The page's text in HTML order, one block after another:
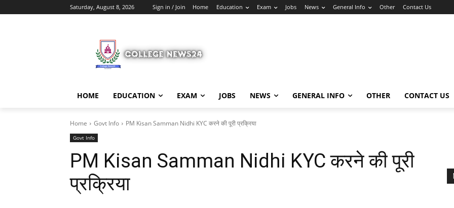
Saturday, August 8, 2026 Sign in / Join Home Education Exam Jobs News General Info Other Contact Us
HOME EDUCATION EXAM JOBS NEWS GENERAL INFO OTHER CONTACT US
Home Govt Info PM Kisan Samman Nidhi KYC करने की पूरी प्रक्रिया
Govt Info
PM Kisan Samman Nidhi KYC करने की पूरी
प्रक्रिया